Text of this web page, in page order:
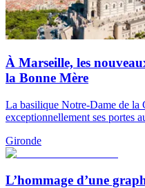
À Marseille, les
la Bonne Mère
La basilique Notre-Dame de la
exceptionnellement ses portes
Gironde
L’hommage d’une